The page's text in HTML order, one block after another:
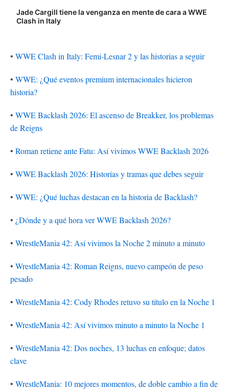
Jade Cargill tiene la venganza en mente de cara a WWE
Clash in Italy
• WWE Clash in Italy: Femi-Lesnar 2 y las historias a seguir
• WWE: ¿Qué eventos premium internacionales hicieron
historia?
• WWE Backlash 2026: El ascenso de Breakker, los problemas
de Reigns
• Roman retiene ante Fatu: Así vivimos WWE Backlash 2026
• WWE Backlash 2026: Historias y tramas que debes seguir
• WWE: ¿Qué luchas destacan en la historia de Backlash?
• ¿Dónde y a qué hora ver WWE Backlash 2026?
• WrestleMania 42: Así vivimos la Noche 2 minuto a minuto
• WrestleMania 42: Roman Reigns, nuevo campeón de peso
pesado
• WrestleMania 42: Cody Rhodes retuvo su título en la Noche 1
• WrestleMania 42: Así vivimos minuto a minuto la Noche 1
• WrestleMania 42: Dos noches, 13 luchas en enfoque; datos
clave
• WrestleMania: 10 mejores momentos, de doble cambio a fin de